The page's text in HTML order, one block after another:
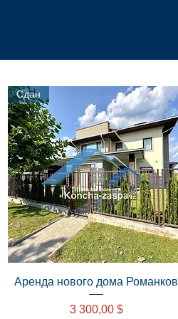
Сдан
Аренда нового дома Романков
Цена
3 300,00 $